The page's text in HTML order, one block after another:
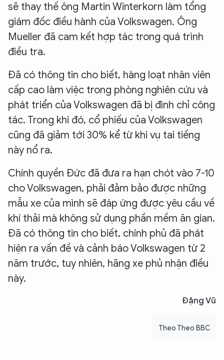
sẽ thay thế ông Martin Winterkorn làm tổng
giám đốc điều hành của Volkswagen. Ông
Mueller đã cam kết hợp tác trong quá trình
điều tra.
Đã có thông tin cho biết, hàng loạt nhân viên
cấp cao làm việc trong phòng nghiên cứu và
phát triển của Volkswagen đã bị đình chỉ công
tác. Trong khi đó, cổ phiếu của Volkswagen
cũng đã giảm tới 30% kể từ khi vụ tai tiếng
này nổ ra.
Chính quyền Đức đã đưa ra hạn chót vào 7-10
cho Volkswagen, phải đảm bảo được những
mẫu xe của mình sẽ đáp ứng được yêu cầu về
khí thải mà không sử dụng phần mềm ăn gian.
Đã có thông tin cho biết, chính phủ đã phát
hiện ra vấn đề và cảnh báo Volkswagen từ 2
năm trước, tuy nhiên, hãng xe phủ nhận điều
này.
Đặng Vũ
Theo Theo BBC